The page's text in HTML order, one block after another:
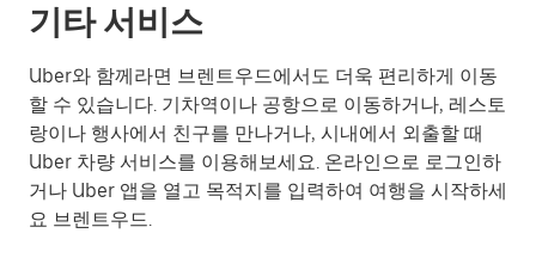
기타 서비스
Uber와 함께라면 브렌트우드에서도 더욱 편리하게 이동
할 수 있습니다. 기차역이나 공항으로 이동하거나, 레스토
랑이나 행사에서 친구를 만나거나, 시내에서 외출할 때
Uber 차량 서비스를 이용해보세요. 온라인으로 로그인하
거나 Uber 앱을 열고 목적지를 입력하여 여행을 시작하세
요 브렌트우드.